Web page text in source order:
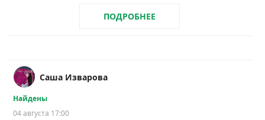
ПОДРОБНЕЕ
Саша Изварова
Найдены
04 августа 17:00